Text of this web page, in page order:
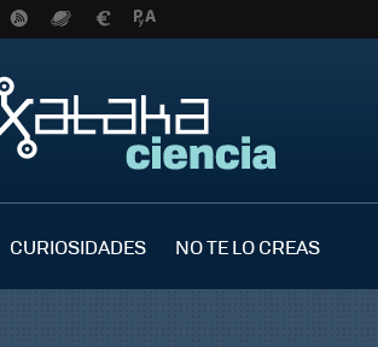
CURIOSIDADES NO TE LO CREAS